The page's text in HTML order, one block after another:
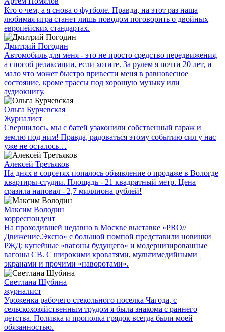
Кто о чем, а я снова о футболе. Правда, на этот раз наша
любимая игра станет лишь поводом поговорить о двойных
европейских стандартах.
Дмитрий Погодин
Автомобиль для меня - это не просто средство передвижения,
а способ релаксации, если хотите. За рулем я почти 20 лет, и
мало что может быстро привести меня в равновесное
состояние, кроме трассы под хорошую музыку или
аудиокнигу.
Ольга Бурчевская
Журналист
Свершилось, мы с батей узаконили собственный гараж и
землю под ним! Правда, радоваться этому событию сил у нас
уже не осталось…
Алексей Третьяков
На днях в соцсетях попалось объявление о продаже в Вологде
квартиры-студии. Площадь - 21 квадратный метр. Цена
сразила наповал - 2,7 миллиона рублей!
Максим Володин
корреспондент
На проходившей недавно в Мос­кве выставке «PRO//
Движение.Экспо» с большой помпой представили новинки
РЖД: купейные «вагоны будущего» и модернизированные
вагоны СВ. С широкими кроватями, мультимедийными
экранами и прочими «наворотами».
Светлана Шубина
журналист
Уроженка рабочего стекольного поселка Чагода, с
сельскохозяйственным трудом я была знакома с раннего
детства. Поливка и прополка грядок всегда были моей
обязанностью.